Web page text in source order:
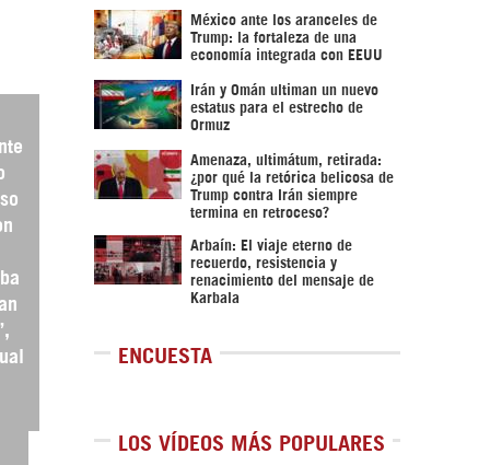
México ante los aranceles de
Trump: la fortaleza de una
economía integrada con EEUU
Irán y Omán ultiman un nuevo
estatus para el estrecho de
Ormuz
Amenaza, ultimátum, retirada:
¿por qué la retórica belicosa de
Trump contra Irán siempre
termina en retroceso?
Arbaín: El viaje eterno de
recuerdo, resistencia y
renacimiento del mensaje de
Karbala
ENCUESTA
LOS VÍDEOS MÁS POPULARES